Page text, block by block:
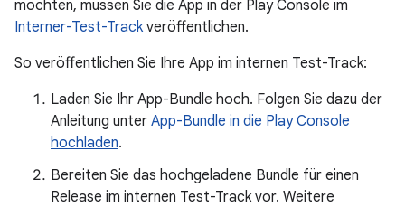
möchten, müssen Sie die App in der Play Console im
Interner-Test-Trackveröffentlichen.
So veröffentlichen Sie Ihre App im internen Test-Track:
Laden Sie Ihr App-Bundle hoch. Folgen Sie dazu der
Anleitung unter App-Bundle in die Play Console
hochladen.
Bereiten Sie das hochgeladene Bundle für einen
Release im internen Test-Track vor. Weitere